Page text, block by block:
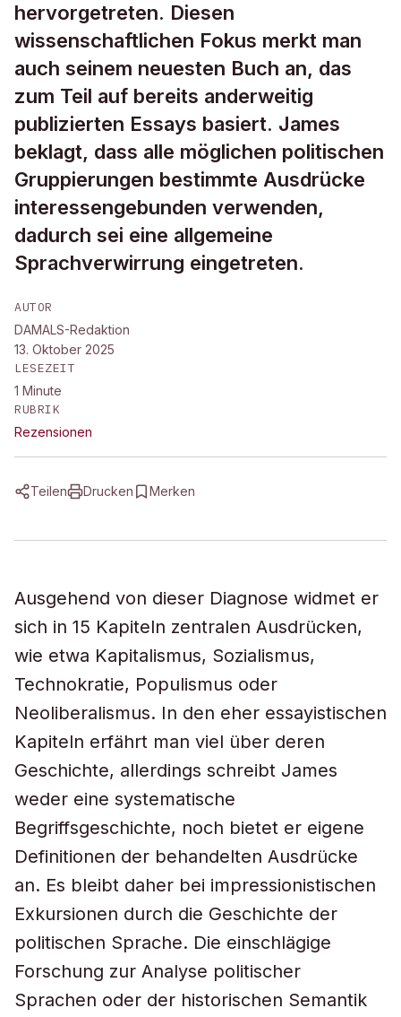
hervorgetreten. Diesen
wissenschaftlichen Fokus merkt man
auch seinem neuesten Buch an, das
zum Teil auf bereits anderweitig
publizierten Essays basiert. James
beklagt, dass alle möglichen politischen
Gruppierungen bestimmte Ausdrücke
interessengebunden verwenden,
dadurch sei eine allgemeine
Sprachverwirrung eingetreten.
AUTOR
DAMALS-Redaktion
13. Oktober 2025
LESEZEIT
1 Minute
RUBRIK
Rezensionen
Teilen Drucken Merken
Ausgehend von dieser Diagnose widmet er
sich in 15 Kapiteln zentralen Ausdrücken,
wie etwa Kapitalismus, Sozialismus,
Technokratie, Populismus oder
Neoliberalismus. In den eher essayistischen
Kapiteln erfährt man viel über deren
Geschichte, allerdings schreibt James
weder eine systematische
Begriffsgeschichte, noch bietet er eigene
Definitionen der behandelten Ausdrücke
an. Es bleibt daher bei impressionistischen
Exkursionen durch die Geschichte der
politischen Sprache. Die einschlägige
Forschung zur Analyse politischer
Sprachen oder der historischen Semantik